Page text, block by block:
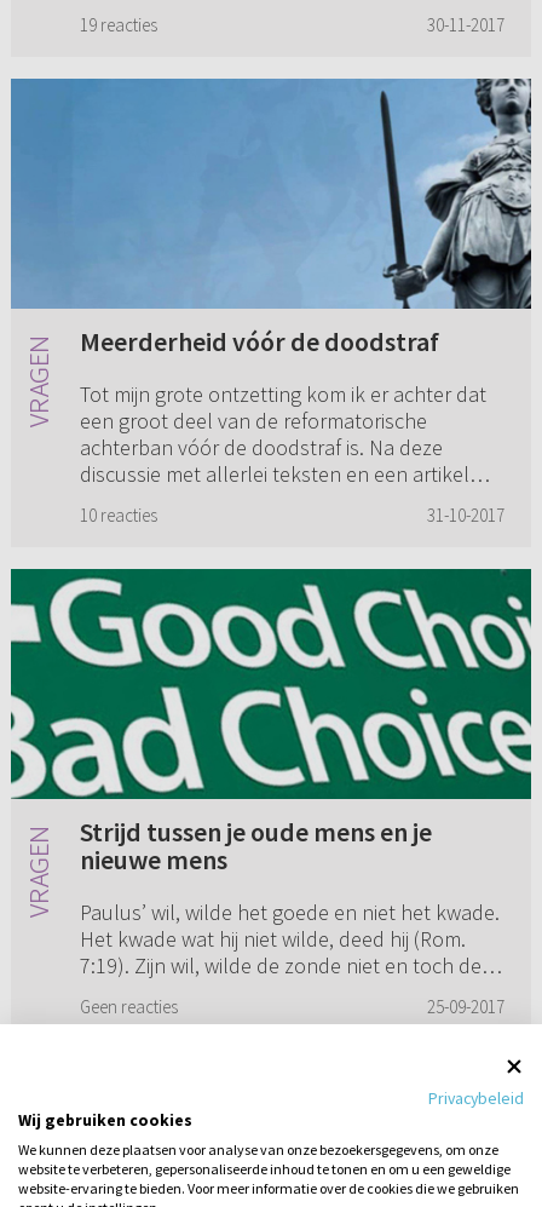
19 reacties 30-11-2017
Meerderheid vóór de doodstraf
Tot mijn grote ontzetting kom ik er achter dat
een groot deel van de reformatorische
achterban vóór de doodstraf is. Na deze
discussie met allerlei teksten en een artikel
10 reacties 31-10-2017
Strijd tussen je oude mens en je
nieuwe mens
Paulus’ wil, wilde het goede en niet het kwade.
Het kwade wat hij niet wilde, deed hij (Rom.
7:19). Zijn wil, wilde de zonde niet en toch deed
Jakobus gaat de ...
Geen reacties 25-09-2017
1
Privacybeleid
Wij gebruiken cookies
We kunnen deze plaatsen voor analyse van onze bezoekersgegevens, om onze
website te verbeteren, gepersonaliseerde inhoud te tonen en om u een geweldige
website-ervaring te bieden. Voor meer informatie over de cookies die we gebruiken